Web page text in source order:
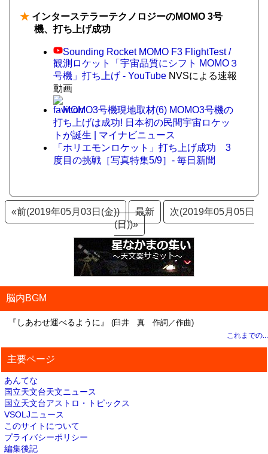
★ インターステラーテクノロジーのMOMO 3号
機、打ち上げ成功
Sounding Rocket MOMO F3 FlightTest /
観測ロケット「宇宙品質にシフト MOMO３
号機」打ち上げ - YouTube NVSによる速報
動画
MOMO3号機現地取材(6) MOMO3号機の
打ち上げは成功! 日本初の民間宇宙ロケッ
トが誕生 | マイナビニュース
「ホリエモンロケット」打ち上げ成功 3
度目の挑戦［写真特集5/9］- 毎日新聞
«前(2019年05月03日(金)) 最新
次(2019年05月05日
(日))»
脳内BGM
『しあわせ運べるように』 (臼井 真 作詞／作曲)
これまでの...
主要ページ
あんてな
国立天文台天文ニュース
国立天文台アストロ・トピックス
VSOLJニュース
このサイトについて
プライバシーポリシー
編集後記